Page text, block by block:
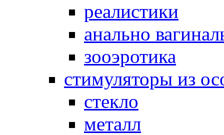
реалистики
анально
зооэротика
стимуляторы из
стекло
металл